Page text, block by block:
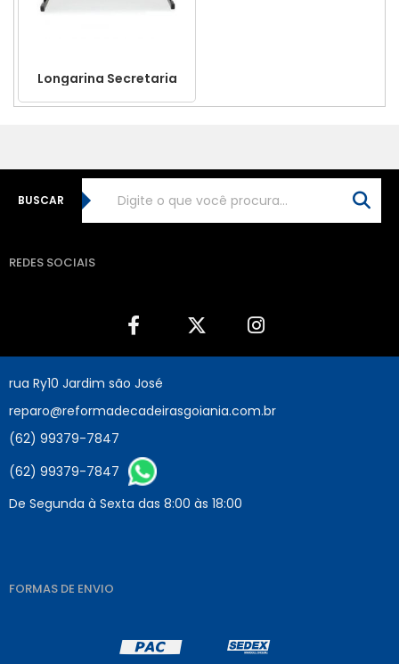
Longarina Secretaria
BUSCAR
REDES SOCIAIS
rua Ry10 Jardim são José
reparo@reformadecadeirasgoiania.com.br
(62) 99379-7847
(62) 99379-7847
De Segunda à Sexta das 8:00 às 18:00
FORMAS DE ENVIO